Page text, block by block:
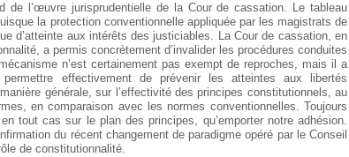
de l’œuvre jurisprudentielle de la Cour de cassation. Le tableau
la protection conventionnelle appliquée par les magistrats de
d’atteinte aux intérêts des justiciables. La Cour de cassation, en
a permis concrètement d’invalider les procédures conduites
n’est certainement pas exempt de reproches, mais il a
permettre effectivement de prévenir les atteintes aux libertés
générale, sur l’effectivité des principes constitutionnels, au
en comparaison avec les normes conventionnelles. Toujours
tout cas sur le plan des principes, qu’emporter notre adhésion.
du récent changement de paradigme opéré par le Conseil
de constitutionnalité.